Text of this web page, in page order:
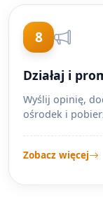
8
Działaj i
Wyślij opinię,
ośrodek i
Zobacz więcej